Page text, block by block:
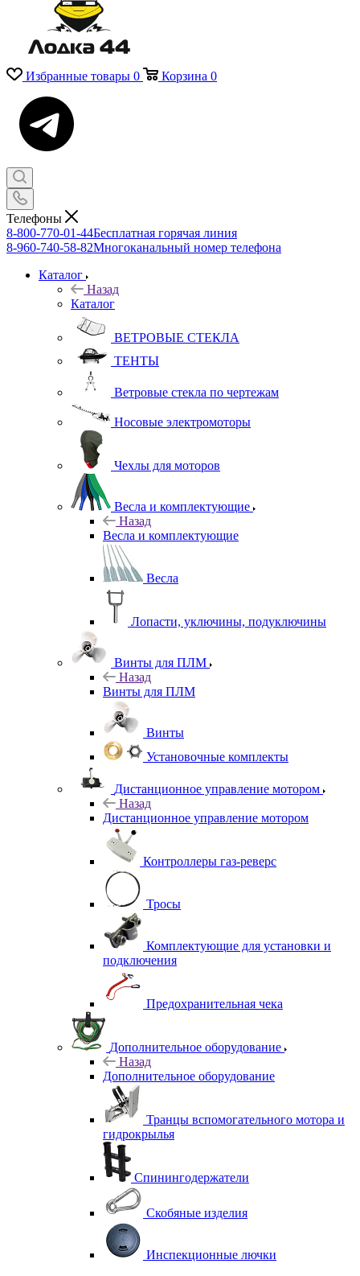
Избранные товары 0 Корзина 0
Телефоны
8-800-770-01-44Бесплатная горячая линия
8-960-740-58-82Многоканальный номер телефона
Каталог
Назад
Каталог
ВЕТРОВЫЕ СТЕКЛА
ТЕНТЫ
Ветровые стекла по чертежам
Носовые электромоторы
Чехлы для моторов
Весла и комплектующие
Назад
Весла и комплектующие
Весла
Лопасти, уключины, подуключины
Винты для ПЛМ
Назад
Винты для ПЛМ
Винты
Установочные комплекты
Дистанционное управление мотором
Назад
Дистанционное управление мотором
Контроллеры газ-реверс
Тросы
Комплектующие для установки и
подключения
Предохранительная чека
Дополнительное оборудование
Назад
Дополнительное оборудование
Транцы вспомогательного мотора и
гидрокрылья
Спинингодержатели
Скобяные изделия
Инспекционные лючки